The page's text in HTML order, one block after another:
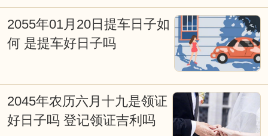
动，都和择吉日有着极大的关系。俗话
说：得天时得地利，天时地利人和；子靠
出生，女靠行嫁；发福由地脉，催福出良
辰；不得真龙得日月，也是富贵旺人家等
等。古时人们就是通过计算太阳、月亮等
星球对不同地域的影响，所产生不同的吉
2055年01月20日提车日子如
何 是提车好日子吗
2045年农历六月十九是领证
好日子吗 登记领证吉利吗